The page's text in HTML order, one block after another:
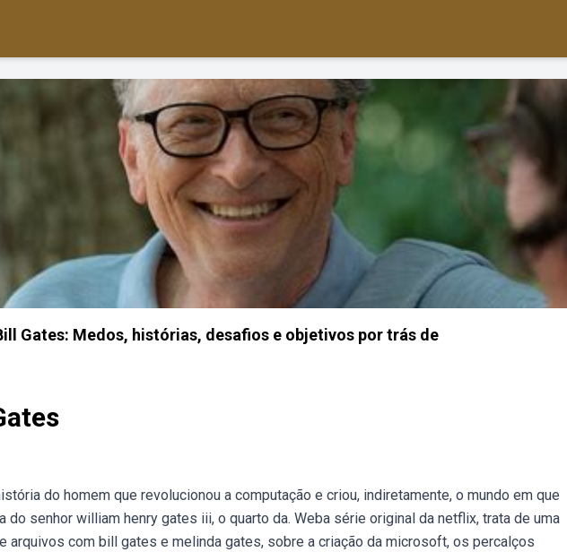
Gates: Medos, histórias, desafios e objetivos por trás de
do homem que revolucionou a computação e criou, indiretamente, o mundo em que
do senhor william henry gates iii, o quarto da. Weba série original da netflix, trata de uma
arquivos com bill gates e melinda gates, sobre a criação da microsoft, os percalços